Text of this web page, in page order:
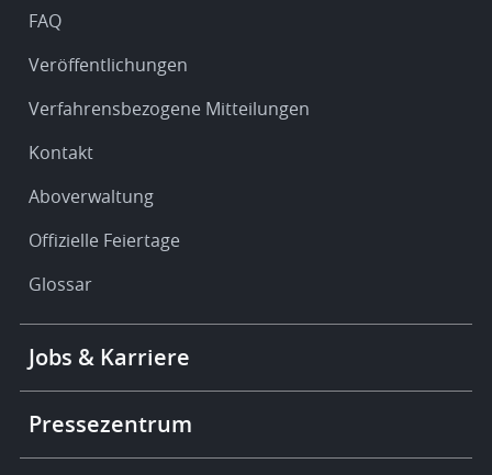
FAQ
Veröffentlichungen
Verfahrensbezogene Mitteilungen
Kontakt
Aboverwaltung
Offizielle Feiertage
Glossar
More
links
Jobs & Karriere
Pressezentrum